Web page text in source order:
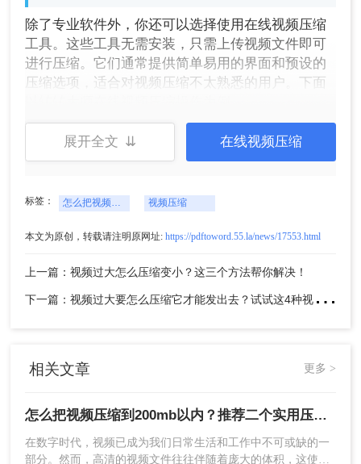
除了专业软件外，你还可以选择使用在线视频压缩
工具。这些工具无需安装，只需上传视频文件即可
进行压缩。它们通常提供简单易用的界面和预设的
压缩选项，适合对视频压缩不太熟悉的用户。下面
操作如下：
1、点击链接进入在线视频压缩界面：
https://pdftoword.55.la/videocompress/
支持的视频格式有：mp4、wmv、avi、mov、flv、
展开全文 ⇊ 在线视频压缩
标签： 怎么把视频压缩到200mb以内 视频压缩
本文为原创，转载请注明原网址: https://pdftoword.55.la/news/17553.html
上一篇：视频过大怎么压缩变小？这三个方法帮你解决！
下
一篇：视频过大要怎么压缩它才能发出去？试试这4种视频压缩方法！
相关文章 更多 >
怎么把视频压缩到200mb以内？推荐二个实用压缩方法！
​在数字时代，视频已成为我们日常生活和工作中不可或缺的一
部分。然而，高清的视频文件往往伴随着庞大的体积，这使得